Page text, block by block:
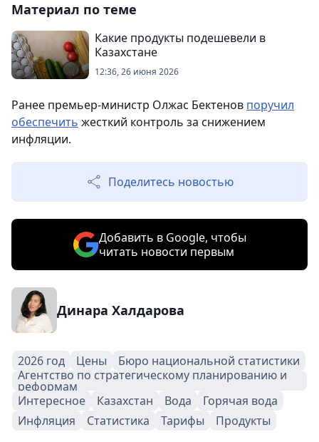
Материал по теме
Какие продукты подешевели в
Казахстане
12:36, 26 июня 2026
Ранее премьер-министр Олжас Бектенов поручил
обеспечить жесткий контроль за снижением
инфляции.
Поделитесь новостью
Добавить в Google, чтобы
читать новости первым
Динара Халдарова
2026 год Цены
Бюро национальной статистики
Агентство по стратегическому планированию и
реформам
Интересное
Казахстан Вода
Горячая вода
Инфляция
Статистика Тарифы Продукты